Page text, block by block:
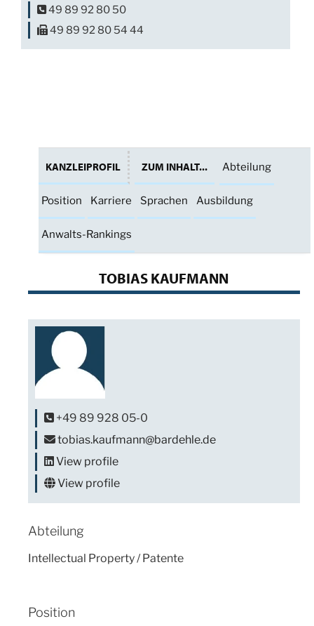
49 89 92 80 50
49 89 92 80 54 44
KANZLEIPROFIL ZUM INHALT... Abteilung
Position Karriere Sprachen Ausbildung
Anwalts-Rankings
TOBIAS KAUFMANN
+49 89 928 05-0
tobias.kaufmann@bardehle.de
View profile
View profile
Abteilung
Intellectual Property / Patente
Position